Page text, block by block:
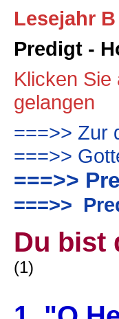
Lesejahr B
Predigt -
Klicken
gelangen
===>> Zur
===>>
===>>
===>>
Du bist
(1)